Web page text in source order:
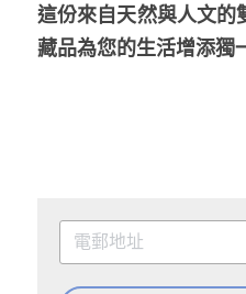
這份來自天然與人文的
藏品為您的生活增添獨